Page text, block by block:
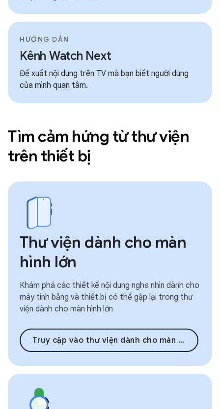
HƯỚNG DẪN
Kênh Watch Next
Đề xuất nội dung trên TV mà bạn biết người dùng
của mình quan tâm.
Tìm cảm hứng từ thư viện
trên thiết bị
Thư viện dành cho màn
hình lớn
Khám phá các thiết kế nội dung nghe nhìn dành cho
máy tính bảng và thiết bị có thể gập lại trong thư
viện dành cho màn hình lớn
Truy cập vào thư viện dành cho màn hình lớn